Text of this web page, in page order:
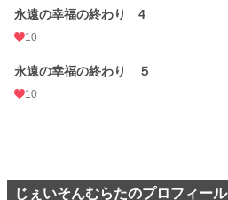
永遠の幸福の終わり 4
10
永遠の幸福の終わり ５
10
じぇいそんむらたのプロフィール